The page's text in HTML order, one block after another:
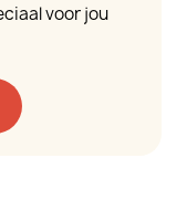
voor jou